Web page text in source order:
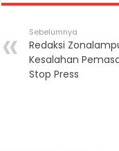
Sebelumnya
Redaksi
Kesalahan
Stop Press